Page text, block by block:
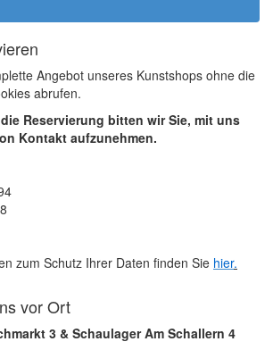
Angebot unseres Kunstshops ohne die
abrufen.
Reservierung bitten wir Sie, mit uns
Kontakt aufzunehmen.
zum Schutz Ihrer Daten finden Sie hier.
vor Ort
3 & Schaulager Am Schallern 4